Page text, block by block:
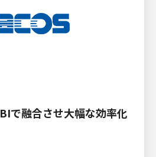
で融合させ大幅な効率化